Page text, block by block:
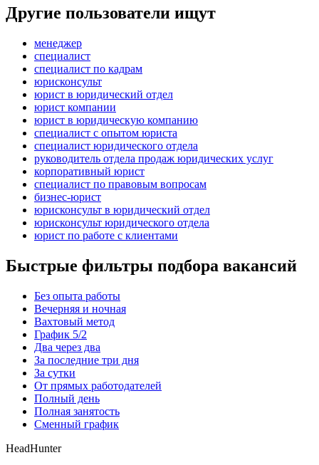
Другие пользователи ищут
менеджер
специалист
специалист по кадрам
юрисконсульт
юрист в юридический отдел
юрист компании
юрист в юридическую компанию
специалист с опытом юриста
специалист юридического отдела
руководитель отдела продаж юридических услуг
корпоративный юрист
специалист по правовым вопросам
бизнес-юрист
юрисконсульт в юридический отдел
юрисконсульт юридического отдела
юрист по работе с клиентами
Быстрые фильтры подбора вакансий
Без опыта работы
Вечерняя и ночная
Вахтовый метод
График 5/2
Два через два
За последние три дня
За сутки
От прямых работодателей
Полный день
Полная занятость
Сменный график
HeadHunter